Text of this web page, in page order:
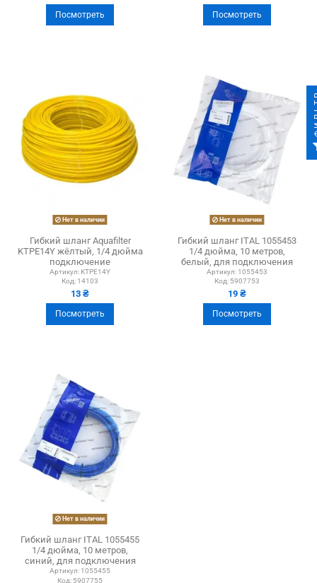
Посмотреть Посмотреть
Нет в наличии
Гибкий шланг Aquafilter
KTPE14Y жёлтый, 1/4 дюйма
подключение
Артикул: KTPE14Y
Код: 14103
13 ₴
Посмотреть
Нет в наличии
Гибкий шланг ITAL 1055453
1/4 дюйма, 10 метров,
белый, для подключения
фильтра
Артикул: 1055453
Код: 5907753
19 ₴
Посмотреть
Нет в наличии
Гибкий шланг ITAL 1055455
1/4 дюйма, 10 метров,
синий, для подключения
фильтра
Артикул: 1055455
Код: 5907755